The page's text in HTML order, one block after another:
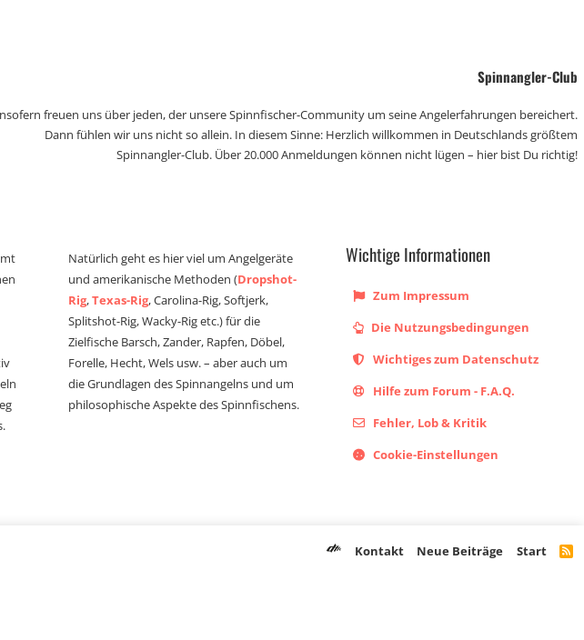
Spinnangler-Club
freuen uns über jeden, der unsere Spinnfischer-Community um seine Angelerfahrungen bereichert.
Dann fühlen wir uns nicht so allein. In diesem Sinne: Herzlich willkommen in Deutschlands größtem
Spinnangler-Club. Über 20.000 Anmeldungen können nicht lügen – hier bist Du richtig!
Natürlich geht es hier viel um Angelgeräte
und amerikanische Methoden (Dropshot-
Rig,Texas-Rig, Carolina-Rig, Softjerk,
Splitshot-Rig, Wacky-Rig etc.) für die
Zielfische Barsch, Zander, Rapfen, Döbel,
Forelle, Hecht, Wels usw. – aber auch um
die Grundlagen des Spinnangelns und um
philosophische Aspekte des Spinnfischens.
Wichtige Informationen
Zum Impressum
Die Nutzungsbedingungen
Wichtiges zum Datenschutz
Hilfe zum Forum - F.A.Q.
Fehler, Lob & Kritik
Cookie-Einstellungen
Kontakt Neue Beiträge Start
R